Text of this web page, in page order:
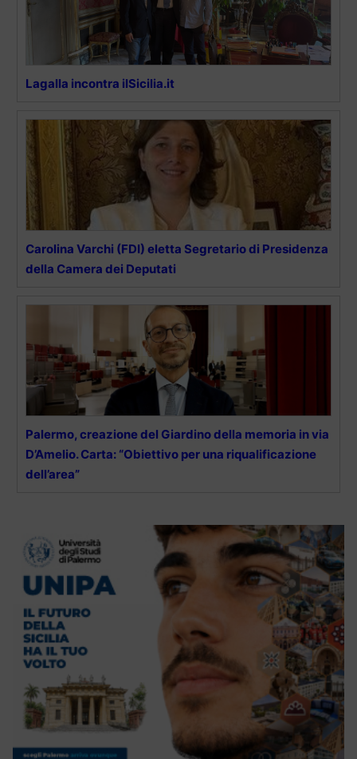
Lagalla incontra ilSicilia.it
Carolina Varchi (FDI) eletta Segretario di Presidenza
della Camera dei Deputati
Palermo, creazione del Giardino della memoria in via
D’Amelio. Carta: “Obiettivo per una riqualificazione
dell’area”